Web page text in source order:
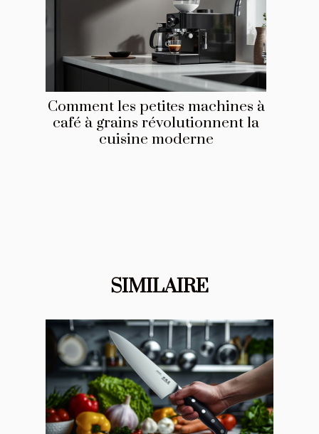
Comment les petites machines à
café à grains révolutionnent la
cuisine moderne
SIMILAIRE